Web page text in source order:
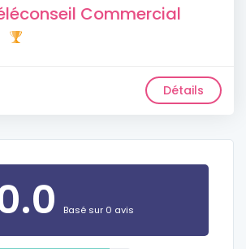
Commercial
Détails
Basé sur 0 avis